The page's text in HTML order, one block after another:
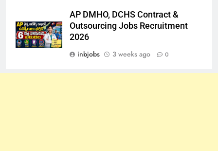
AP DMHO, DCHS Contract &
Outsourcing Jobs Recruitment
2026
inbjobs
3 weeks ago 0